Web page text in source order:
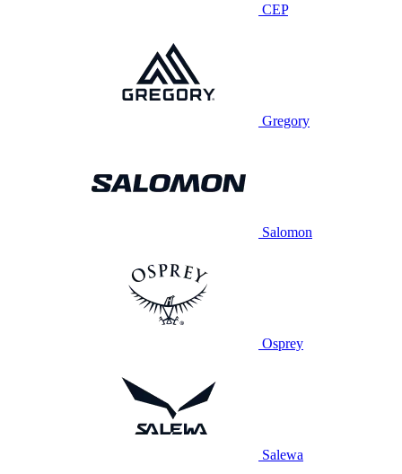
CEP
Gregory
Salomon
Osprey
Salewa